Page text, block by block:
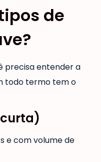
de
precisa entender a
todo termo tem o
e com volume de